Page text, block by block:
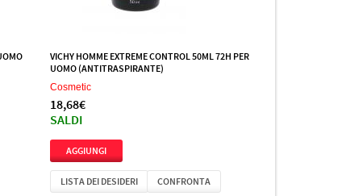
VICHY HOMME EXTREME CONTROL 50ML 72H PER
UOMO (ANTITRASPIRANTE)
Cosmetic
18,68€
SALDI
LISTA DEI DESIDERI CONFRONTA